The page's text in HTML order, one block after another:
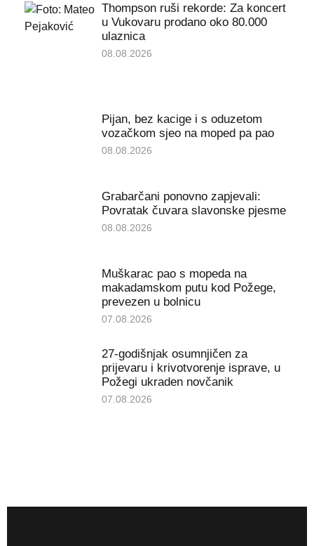
Thompson ruši rekorde: Za koncert
u Vukovaru prodano oko 80.000
ulaznica
08.08.2026
Pijan, bez kacige i s oduzetom
vozačkom sjeo na moped pa pao
08.08.2026
Grabarčani ponovno zapjevali:
Povratak čuvara slavonske pjesme
08.08.2026
Muškarac pao s mopeda na
makadamskom putu kod Požege,
prevezen u bolnicu
07.08.2026
27-godišnjak osumnjičen za
prijevaru i krivotvorenje isprave, u
Požegi ukraden novčanik
07.08.2026